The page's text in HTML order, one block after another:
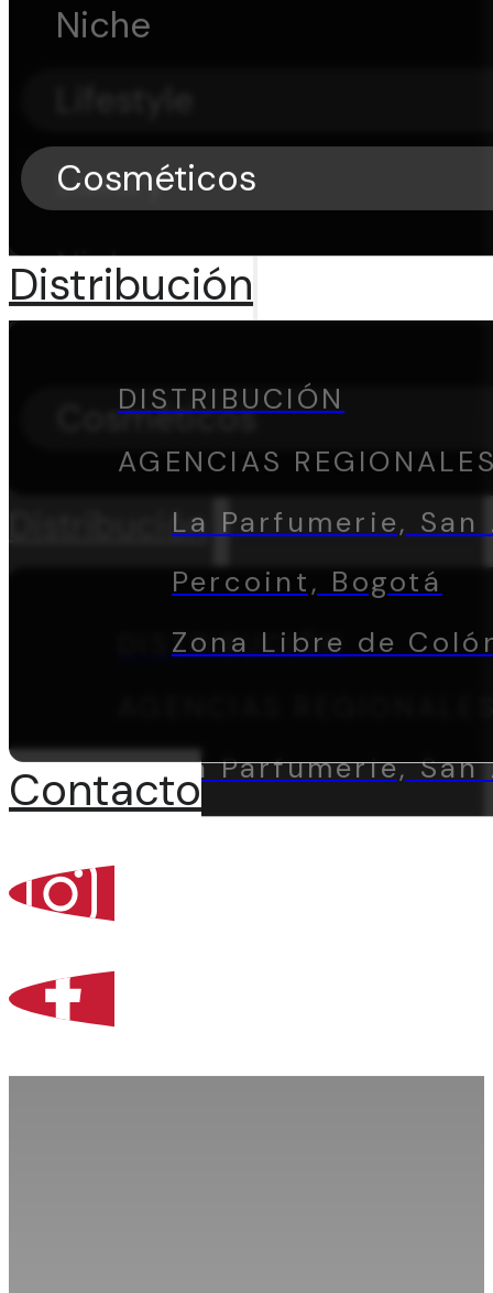
Luxury
Niche
Cosméticos
Distribución
DISTRIBUCIÓN
La Parfumerie,
Percoint, Bogotá
Contacto
Niche
Cosméticos
Distribución
DISTRIBUCIÓN
AGENCIAS
La Parfumerie,
Percoint, Bogotá
Zona Libre de
Contacto